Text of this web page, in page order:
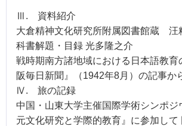
Ⅲ. 資料紹介
大倉精神文化研究所附属図書館蔵 汪
科書解題・目録 光多隆之介
戦時期南方諸地域における日本語教育
阪毎日新聞』（1942年8月）の記事か
Ⅳ. 旅の記録
中国・山東大学主催国際学術シンポジ
元文化研究と学際的教育』に参加して